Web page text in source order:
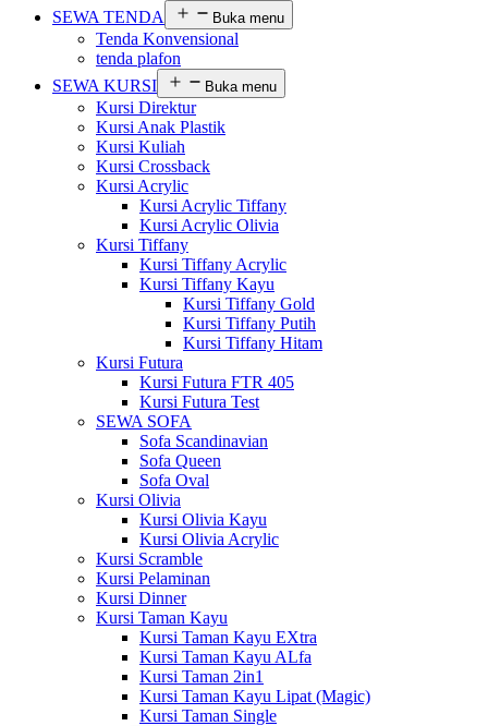
SEWA TENDA
Buka menu
Tenda Konvensional
tenda plafon
SEWA KURSI
Buka menu
Kursi Direktur
Kursi Anak Plastik
Kursi Kuliah
Kursi Crossback
Kursi Acrylic
Kursi Acrylic Tiffany
Kursi Acrylic Olivia
Kursi Tiffany
Kursi Tiffany Acrylic
Kursi Tiffany Kayu
Kursi Tiffany Gold
Kursi Tiffany Putih
Kursi Tiffany Hitam
Kursi Futura
Kursi Futura FTR 405
Kursi Futura Test
SEWA SOFA
Sofa Scandinavian
Sofa Queen
Sofa Oval
Kursi Olivia
Kursi Olivia Kayu
Kursi Olivia Acrylic
Kursi Scramble
Kursi Pelaminan
Kursi Dinner
Kursi Taman Kayu
Kursi Taman Kayu EXtra
Kursi Taman Kayu ALfa
Kursi Taman 2in1
Kursi Taman Kayu Lipat (Magic)
Kursi Taman Single